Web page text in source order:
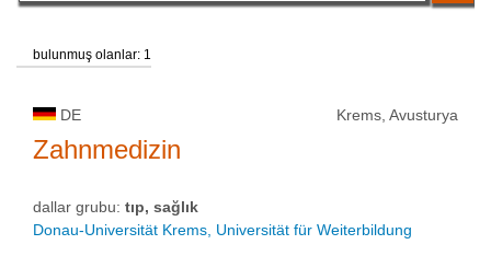
bulunmuş olanlar: 1
DE Krems, Avusturya
Zahnmedizin
dallar grubu: tıp, sağlık
Donau-Universität Krems, Universität für Weiterbildung